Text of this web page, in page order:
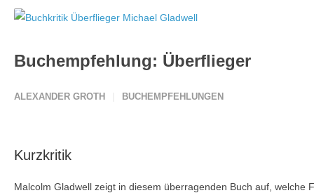
Buchempfehlung: Überflieger
ALEXANDER GROTH BUCHEMPFEHLUNGEN
Kurzkritik
Malcolm Gladwell zeigt in diesem überragenden Buch auf,